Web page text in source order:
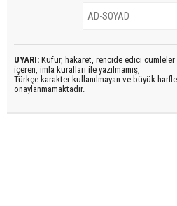
UYARI: Küfür, hakaret, rencide edici cümleler
içeren, imla kuralları ile yazılmamış,
Türkçe karakter kullanılmayan ve büyük
onaylanmamaktadır.